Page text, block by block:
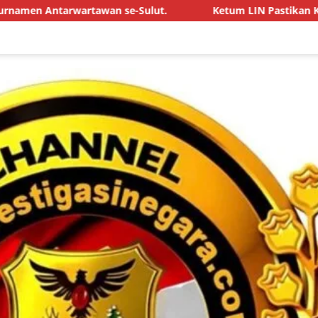
Sulut. Ketum LIN Pastikan Kantor Komando Senyap